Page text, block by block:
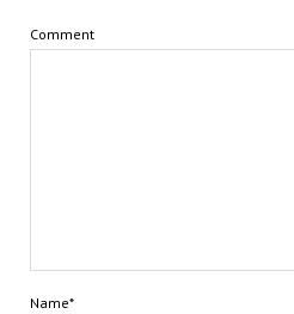
Comment
Name*